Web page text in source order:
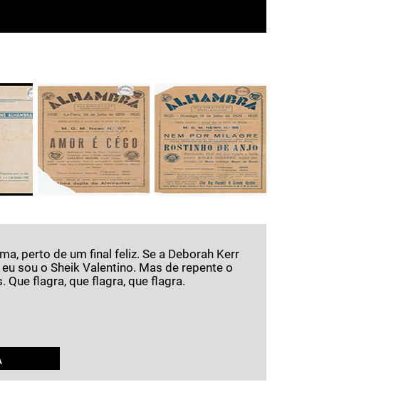
perto de um final feliz. Se a Deborah Kerr
sou o Sheik Valentino. Mas de repente o
Que flagra, que flagra, que flagra.